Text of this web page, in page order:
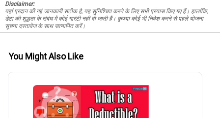
Disclaimer:
यहां प्रदान की गई जानकारी सटीक है, यह सुनिश्चित करने के लिए सभी प्रयास किए गए हैं। हालांकि,
डेटा की शुद्धता के संबंध में कोई गारंटी नहीं दी जाती है। कृपया कोई भी निवेश करने से पहले योजना
सूचना दस्तावेज के साथ सत्यापित करें।
You Might Also Like